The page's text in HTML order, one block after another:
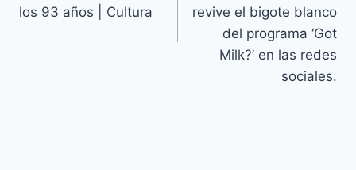
los 93 años | Cultura
revive el bigote blanco
del programa ‘Got
Milk?’ en las redes
sociales.